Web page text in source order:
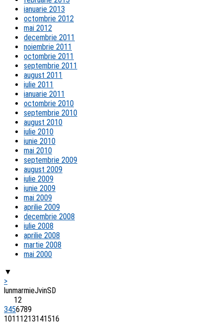
ianuarie 2013
octombrie 2012
mai 2012
decembrie 2011
noiembrie 2011
octombrie 2011
septembrie 2011
august 2011
iulie 2011
ianuarie 2011
octombrie 2010
septembrie 2010
august 2010
iulie 2010
iunie 2010
mai 2010
septembrie 2009
august 2009
iulie 2009
iunie 2009
mai 2009
aprilie 2009
decembrie 2008
iulie 2008
aprilie 2008
martie 2008
mai 2000
▼
>
lunmarmieJvinS D
12
3456789
1011 1213141516